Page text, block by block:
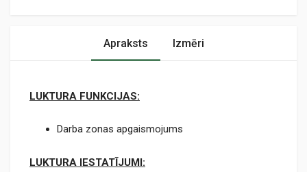
Apraksts Izmēri
LUKTURA FUNKCIJAS:
Darba zonas apgaismojums
LUKTURA IESTATĪJUMI: